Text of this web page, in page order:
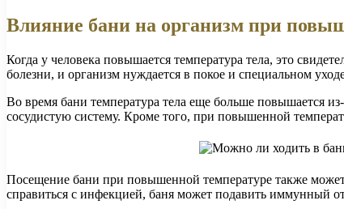
Влияние бани на организм при
Когда у человека повышается температура тела, это
болезни, и организм нуждается в покое и специальном
Во время бани температура тела еще больше повышается
сосудистую систему. Кроме того, при повышенной
Посещение бани при повышенной температуре также
справиться с инфекцией, баня может подавить иммунный